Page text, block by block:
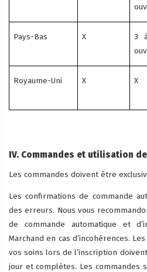
Pays-Bas X
3
Royaume-Uni X X
IV. Commandes et utilisation
Les commandes doivent être
Les confirmations de commande
des erreurs. Nous vous
de commande automatique et
Marchand en cas d’incohérences.
vos soins lors de l’inscription
jour et complètes. Les commandes